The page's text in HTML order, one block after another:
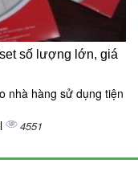
số lượng lớn, giá
nhà hàng sử dụng tiện
4551